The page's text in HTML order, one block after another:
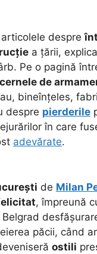
articolele despre
a țării,
Pe o pagină
de
bineînțeles,
despre pierderile
în care
adevărate.
de Milan
, împreună
păcii, când
ostili